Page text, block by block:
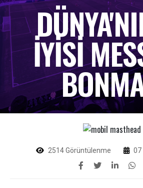
IYISI
2514 Görüntülenme 07